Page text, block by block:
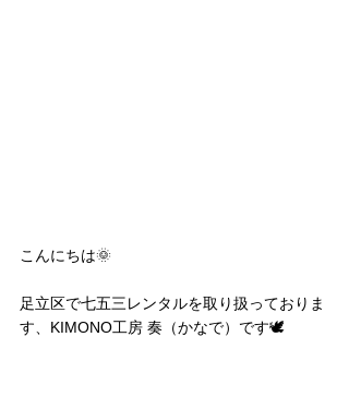
こんにちは🌞
足立区で七五三レンタルを取り扱っておりま
す、KIMONO工房 奏（かなで）です🕊️